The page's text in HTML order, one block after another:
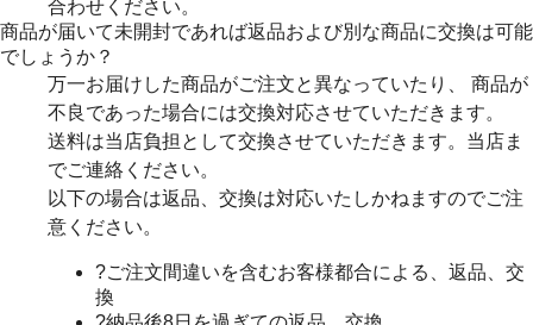
合わせください。
商品が届いて未開封であれば返品および別な商品に交換は可能
でしょうか？
万一お届けした商品がご注文と異なっていたり、 商品が
不良であった場合には交換対応させていただきます。
送料は当店負担として交換させていただきます。当店ま
でご連絡ください。
以下の場合は返品、交換は対応いたしかねますのでご注
意ください。
?ご注文間違いを含むお客様都合による、返品、交
換